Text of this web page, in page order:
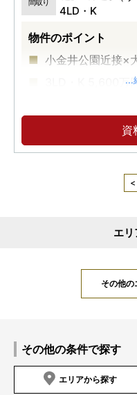
4LD・K
物件のポイント
小金井公園近接×
3LD・K 5,600万
三鷹マンション
...
資
エ
その他の
その他の条件で探す
エリアから探す